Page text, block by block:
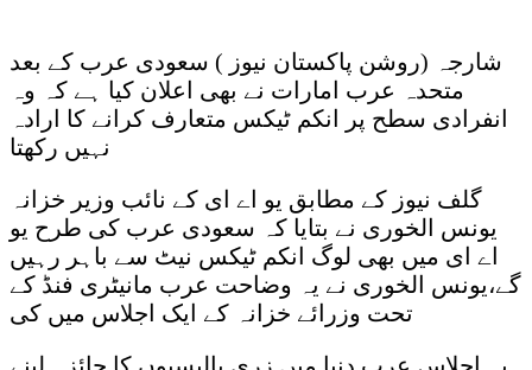
شارجہ (روشن پاکستان نیوز ) سعودی عرب کے بعد
متحدہ عرب امارات نے بھی اعلان کیا ہے کہ وہ
انفرادی سطح پر انکم ٹیکس متعارف کرانے کا ارادہ
نہیں رکھتا
گلف نیوز کے مطابق یو اے ای کے نائب وزیر خزانہ
یونس الخوری نے بتایا کہ سعودی عرب کی طرح یو
اے ای میں بھی لوگ انکم ٹیکس نیٹ سے باہر رہیں
گے،یونس الخوری نے یہ وضاحت عرب مانیٹری فنڈ کے
تحت وزرائے خزانہ کے ایک اجلاس میں کی